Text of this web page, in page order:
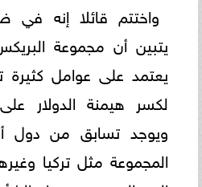
واختتم قائلا إنه في
يتبين أن مجموعة
يعتمد على عوامل كثيرة
لكسر هيمنة الدولار على
ويوجد تسابق من دول
المجموعة مثل تركيا